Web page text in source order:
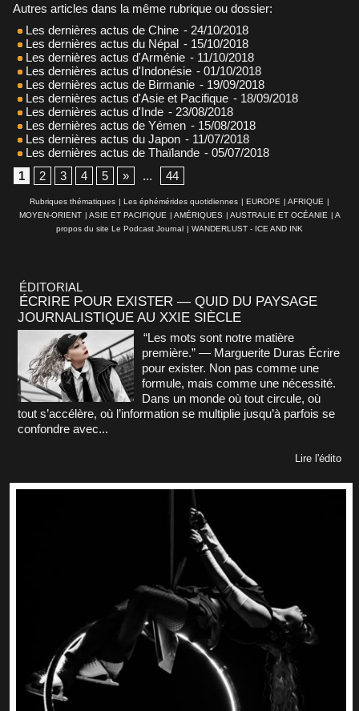
Autres articles dans la même rubrique ou dossier:
Les dernières actus de Chine - 24/10/2018
Les dernières actus du Népal - 15/10/2018
Les dernières actus d'Arménie - 11/10/2018
Les dernières actus d'Indonésie - 01/10/2018
Les dernières actus de Birmanie - 19/09/2018
Les dernières actus d'Asie et Pacifique - 18/09/2018
Les dernières actus d'Inde - 23/08/2018
Les dernières actus de Yémen - 15/08/2018
Les dernières actus du Japon - 11/07/2018
Les dernières actus de Thaïlande - 05/07/2018
1
2 3 4 5 » ... 44
Rubriques thématiques | Les éphémérides quotidiennes | EUROPE | AFRIQUE |
MOYEN-ORIENT | ASIE ET PACIFIQUE | AMÉRIQUES | AUSTRALIE ET OCÉANIE | A
propos du site Le Podcast Journal | WANDERLUST - ICE AND INK
ÉDITORIAL
ÉCRIRE POUR EXISTER — QUID DU PAYSAGE
JOURNALISTIQUE AU XXIE SIÈCLE
“Les mots sont notre matière
première.” — Marguerite Duras Écrire
pour exister. Non pas comme une
formule, mais comme une nécessité.
Dans un monde où tout circule, où
tout s’accélère, où l’information se multiplie jusqu’à parfois se
confondre avec...
Lire l'édito